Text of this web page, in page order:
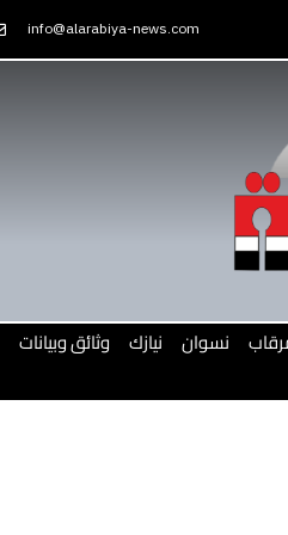
info@alarabiya-news.com
نسوان نيازك وثائق وبيانات